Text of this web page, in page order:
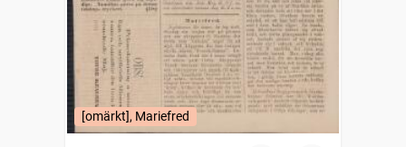
[omärkt], Mariefred